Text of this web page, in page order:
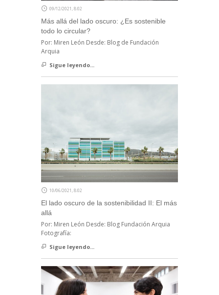
09/12/2021, 8:02
Más allá del lado oscuro: ¿Es sostenible
todo lo circular?
Por: Miren León Desde: Blog de Fundación
Arquia
Sigue leyendo...
10/06/2021, 8:02
El lado oscuro de la sostenibilidad II: El más
allá
Por: Miren León Desde: Blog Fundación Arquia
Fotografía:
Sigue leyendo...